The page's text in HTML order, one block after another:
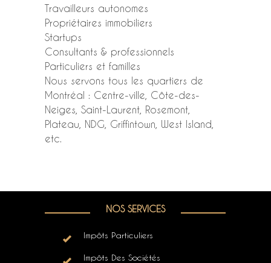
Travailleurs autonomes
Propriétaires immobiliers
Startups
Consultants & professionnels
Particuliers et familles
Nous servons tous les quartiers de
Montréal : Centre-ville, Côte-des-
Neiges, Saint-Laurent, Rosemont,
Plateau, NDG, Griffintown, West Island,
etc.
NOS SERVICES
Impôts Particuliers
Impôts Des Sociétés